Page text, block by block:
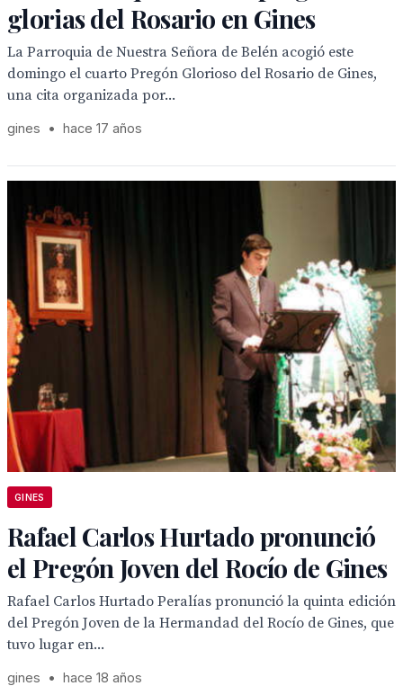
glorias del Rosario en Gines
La Parroquia de Nuestra Señora de Belén acogió este
domingo el cuarto Pregón Glorioso del Rosario de Gines,
una cita organizada por...
gines • hace 17 años
GINES
Rafael Carlos Hurtado pronunció
el Pregón Joven del Rocío de Gines
Rafael Carlos Hurtado Peralías pronunció la quinta edición
del Pregón Joven de la Hermandad del Rocío de Gines, que
tuvo lugar en...
gines • hace 18 años